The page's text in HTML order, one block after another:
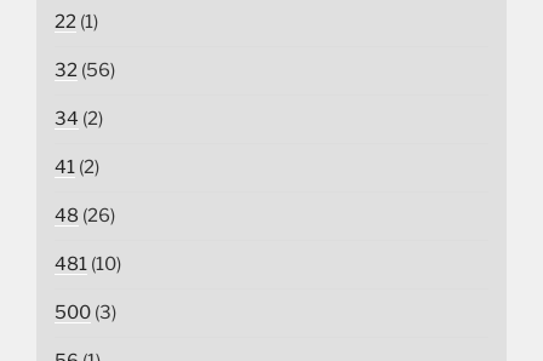
22 (1)
32 (56)
34 (2)
41 (2)
48 (26)
481 (10)
500 (3)